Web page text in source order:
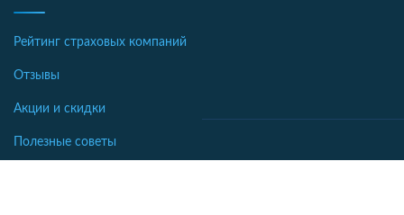
Рейтинг страховых компаний
Отзывы
Акции и скидки
Полезные советы